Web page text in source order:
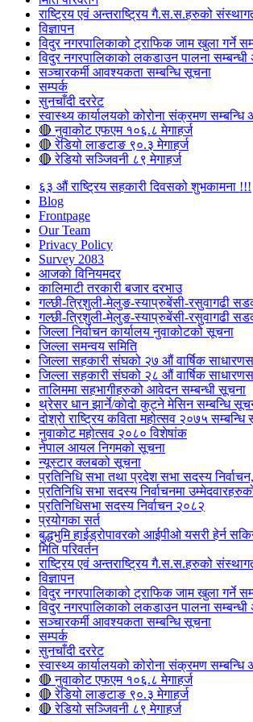
राष्ट्रिय एवं अन्तराष्ट्रिय गै.स.स.हरुको
विज्ञापन
विदुर नगरपालिकाको ट्राफिक जाम खुला गर्ने
विदुर नगरपालिकाको लकडाउन पालना
सञ्चारकर्मी आवश्यकता सम्बन्धि सूचना
सम्पर्क
सुनचाँदी दररेट
स्वास्थ्य कार्यालयको कोरोना संक्रमण सम्बन्धि
🔴 नुवाकोट एफएम १०६.८ मेगाहर्ज
🔴 रेडियो लाङटाङ ९०.३ मेगाहर्ज
🔴 रेडियो सञ्जिवनी ८९ मेगाहर्ज
६३ औं राष्ट्रिय सहकारी दिवसको शुभकामना !!!
Blog
Frontpage
Our Team
Privacy Policy
Survey 2083
आजकाे विनियमदर
कालिमाटी तरकारी बजार दरभाउ
गल्छी-त्रिशुली-मेलुङ-स्याप्रुबेंसी-रसुवागढी
गल्छी-त्रिशुली-मेलुङ-स्याप्रुबेंसी-रसुवागढी
जिल्ला निर्वाचन कार्यालय नुवाकोटको सूचना
जिल्ला समन्वय समिति
जिल्ला सहकारी संघको २७ औं वार्षिक
जिल्ला सहकारी संघको २८ औं वार्षिक
तालिममा सहभागीहरुको आवेदन सम्बन्धी सूचना
थ्रेसर धान झार्ने/काेदाे कुट्ने मेसिन सम्बन्धि
दोश्रो राष्ट्रिय कविता महोत्सव २०७५ सम्बन्धि
नुवाकोट महोत्सव २०८० विशेषांक
नेपाल आयल निगमको सूचना
न्यूस्टार क्लबको सूचना
प्रतिनिधि सभा तथा प्रदेश सभा सदस्य
प्रतिनिधि सभा सदस्य निर्वाचनमा
प्रतिनिधिसभा सदस्य निर्वाचन २०८२
प्रयोगका सर्त
बुद्धभुमि हाईड्रोपावरको आईपीओ यसरी हेर्न
मिति परिवर्तन
राष्ट्रिय एवं अन्तराष्ट्रिय गै.स.स.हरुको
विज्ञापन
विदुर नगरपालिकाको ट्राफिक जाम खुला गर्ने
विदुर नगरपालिकाको लकडाउन पालना
सञ्चारकर्मी आवश्यकता सम्बन्धि सूचना
सम्पर्क
सुनचाँदी दररेट
स्वास्थ्य कार्यालयको कोरोना संक्रमण सम्बन्धि
🔴 नुवाकोट एफएम १०६.८ मेगाहर्ज
🔴 रेडियो लाङटाङ ९०.३ मेगाहर्ज
🔴 रेडियो सञ्जिवनी ८९ मेगाहर्ज